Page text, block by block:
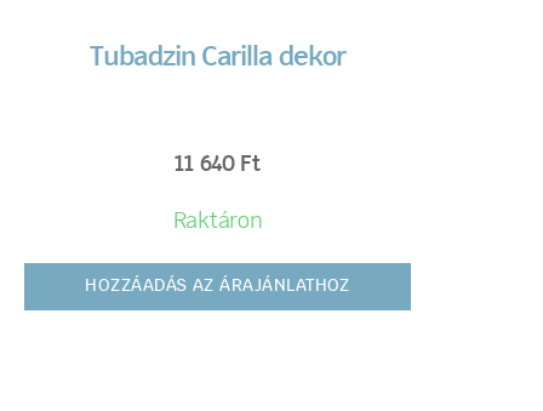
Tubadzin Carilla dekor
11 640 Ft
Raktáron
HOZZÁADÁS AZ ÁRAJÁNLATHOZ